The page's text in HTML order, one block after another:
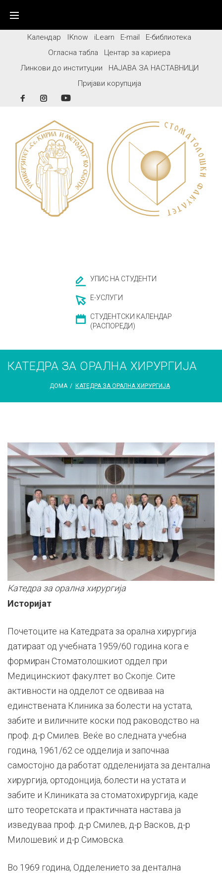
contentКалендар IKnow iLearn E-mail
Е-библиотека
Огласна табла
Центар за кариера
Линкови до институции
НАЈАВА ЗА НАСТАВНИЦИ
Пријави корупција
FacebookInstagram
УПИС НА СТУДЕНТИ
Е-УСЛУГИ
СТУДЕНТСКИ КАЛЕНДАР
(РАСПОРЕДИ)
КАТЕДРА ЗА ОРАЛНА ХИРУРГИЈА
ДОМА / КАТЕДРА ЗА ОРАЛНА ХИРУРГИЈА
Катедра за орална хирургија
Историјат
Почетоците на Катедрата за орална хирургија
датираат од учебната 1959/60 година кога е
формиран Стоматолошкиот оддел при
Медицинскиот факултет во Скопје. Сите
активности на одделот се одвиваа на
единствената Клиника за болести на устата,
забите и виличните коски под раководство на
проф. д-р Смилев. Веќе во следната учебна
година, 1961/62 се одделија и започнаа
самостојно да работат одделенијата за дентална
хирургија, ортодонција, болести на устата и
забите и Клиниката за стоматохирургија, каде
што теоретската и практичната настава ја
изведуваа проф. д-р Смилев, д-р Васков, д-р
Милошевиќ и д-р Симовска.
Во 1969 година, Одделението за дентална